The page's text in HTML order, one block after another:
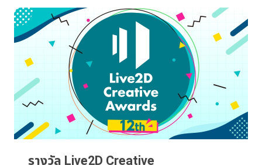
รางวัล Live2D Creative